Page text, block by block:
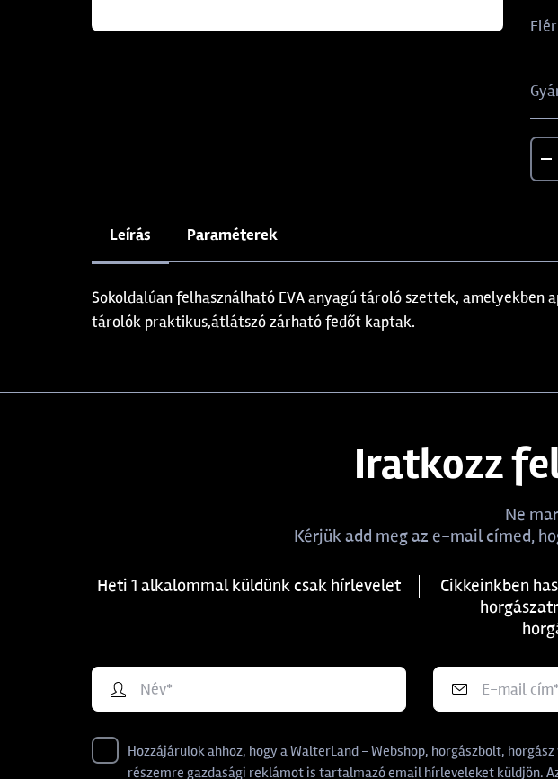
Leírás Paraméterek
Sokoldalúan felhasználható EVA anyagú tároló szettek,
tárolók praktikus,átlátszó zárható fedőt kaptak.
Iratkozz
Ne
Kérjük add meg az e-mail címed,
Heti 1 alkalommal küldünk csak hírlevelet
Cikkeinkben
Hozzájárulok ahhoz, hogy a WalterLand - Webshop, horgászbolt,
részemre gazdasági reklámot is tartalmazó email hírleveleket küldjön.